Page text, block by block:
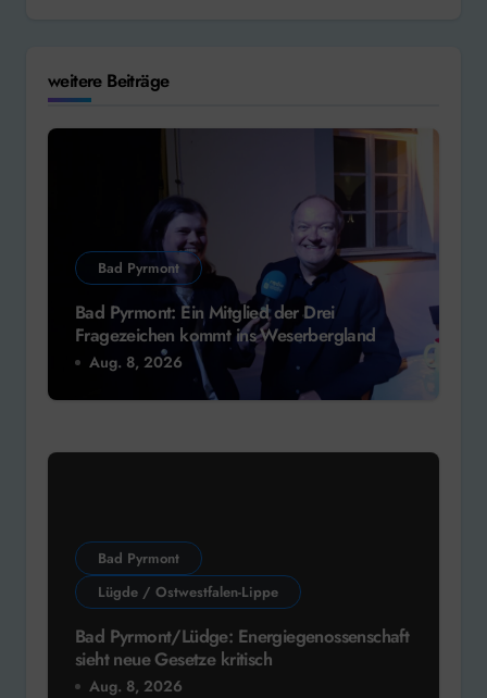
weitere Beiträge
Bad Pyrmont
Bad Pyrmont: Ein Mitglied der Drei
Fragezeichen kommt ins Weserbergland
Aug. 8, 2026
Bad Pyrmont
Lügde / Ostwestfalen-Lippe
Bad Pyrmont/Lüdge: Energiegenossenschaft
sieht neue Gesetze kritisch
Aug. 8, 2026